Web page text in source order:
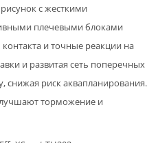
с жесткими
плечевыми блоками
и точные реакции на
и развитая сеть поперечных
снижая риск аквапланирования.
торможение и